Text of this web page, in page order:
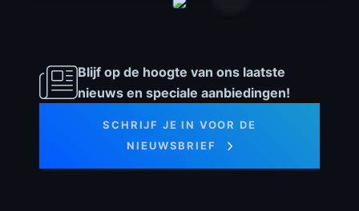
Blijf op de hoogte van ons laatste
nieuws en speciale aanbiedingen!
SCHRIJF JE IN VOOR DE
NIEUWSBRIEF